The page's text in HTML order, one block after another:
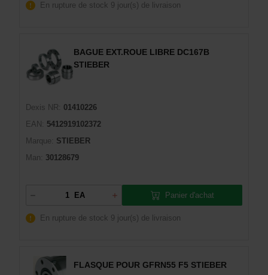
En rupture de stock 9 jour(s) de livraison
BAGUE EXT.ROUE LIBRE DC167B
STIEBER
Dexis NR:
01410226
EAN:
5412919102372
Marque:
STIEBER
Man:
30128679
EA Panier d'achat
En rupture de stock 9 jour(s) de livraison
FLASQUE POUR GFRN55 F5 STIEBER